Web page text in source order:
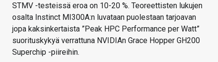
STMV -testeissä eroa on 10-20 %. Teoreettisten lukujen
osalta Instinct MI300A:n luvataan puolestaan tarjoavan
jopa kaksinkertaista ”Peak HPC Performance per Watt”
suorituskykyä verrattuna NVIDIAn Grace Hopper GH200
Superchip -piireihin.